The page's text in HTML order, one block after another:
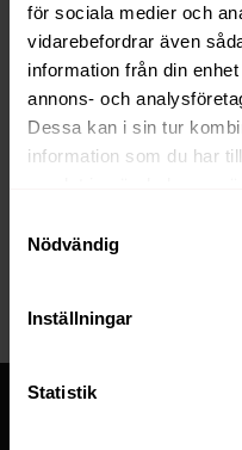
för sociala medier och
vidarebefordrar även
information från din
annons- och
Dessa kan i sin tur
information som du har
Nödvändig
Inställningar
Statistik
The website
reach has
If you are the owner of
website to be suspended.